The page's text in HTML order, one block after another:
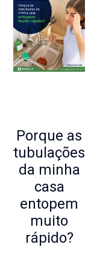
Porque as
tubulações
da minha
casa
entopem
muito
rápido?